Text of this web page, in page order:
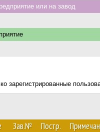
или на завод
зарегистрированные
Зав.№ Постр.